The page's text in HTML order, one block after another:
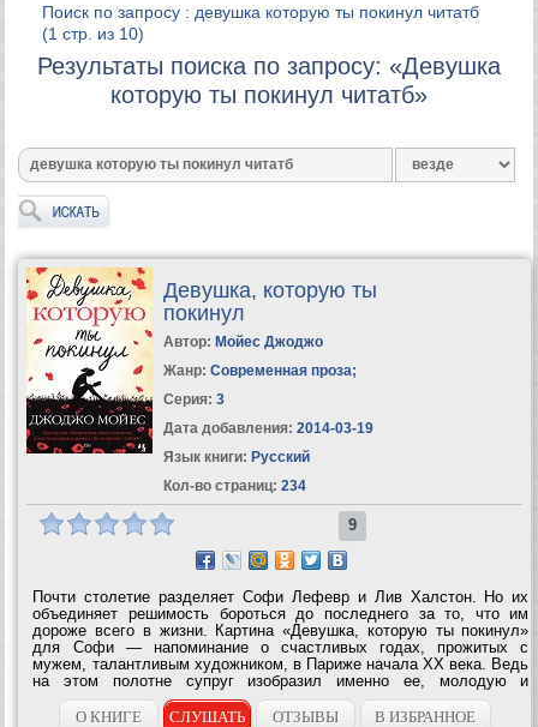
Поиск по запросу : девушка которую ты покинул читатб
(1 стр. из 10)
Результаты поиска по запросу: «Девушка
которую ты покинул читатб»
Девушка, которую ты
покинул
Автор: Мойес Джоджо
Жанр: Современная проза;
Серия: 3
Дата добавления: 2014-03-19
Язык книги: Русский
Кол-во страниц: 234
9
Почти столетие разделяет Софи Лефевр и Лив Халстон. Но их
объединяет решимость бороться до последнего за то, что им
дороже всего в жизни. Картина «Девушка, которую ты покинул»
для Софи — напоминание о счастливых годах, прожитых с
мужем, талантливым художником, в Париже начала XX века. Ведь
на этом полотне супруг изобразил именно ее, молодую и
прекрасную. Для Лив Халстон, живущей в наши дни, портрет
Софи — это свадебный подарок,...
О КНИГЕ СЛУШАТЬ ОТЗЫВЫ
В ИЗБРАННОЕ